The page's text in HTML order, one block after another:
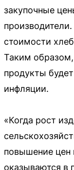
закупочные
стоимости
Таким
продукты
инфляции.
«Когда рост
повышение цен
оказываются в